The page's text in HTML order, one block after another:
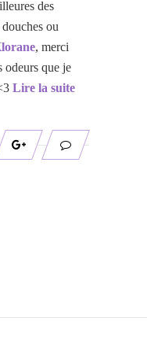
des
ou
, merci
odeurs que je
Lire la suite